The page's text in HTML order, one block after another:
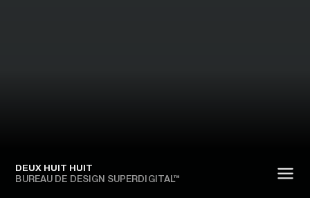
DEUX HUIT HUIT
BUREAU DE DESIGN SUPERDIGITAL™